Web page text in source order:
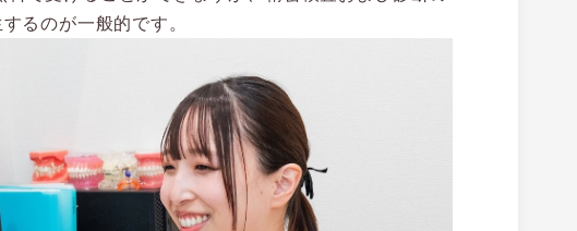
るのが一般的です。